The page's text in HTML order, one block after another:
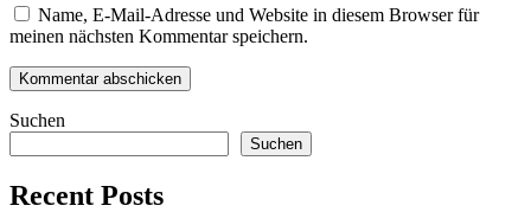
Name, E-Mail-Adresse und Website in diesem Browser für
meinen nächsten Kommentar speichern.
Suchen
Suchen
Recent Posts